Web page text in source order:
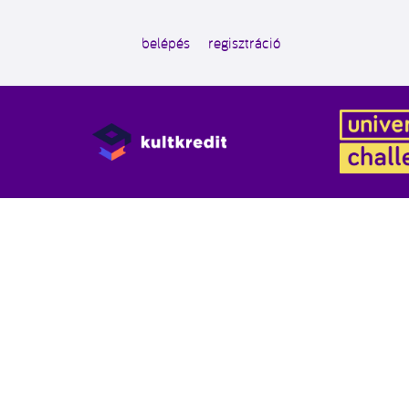
belépés regisztráció